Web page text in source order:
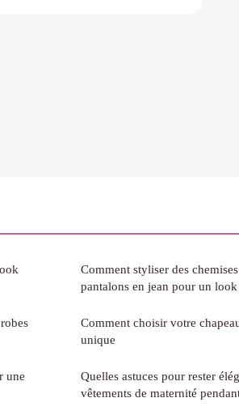
une
Comment styliser des
pantalons en jean pour un
Comment choisir votre
unique
Quelles astuces pour rester
vêtements de maternité